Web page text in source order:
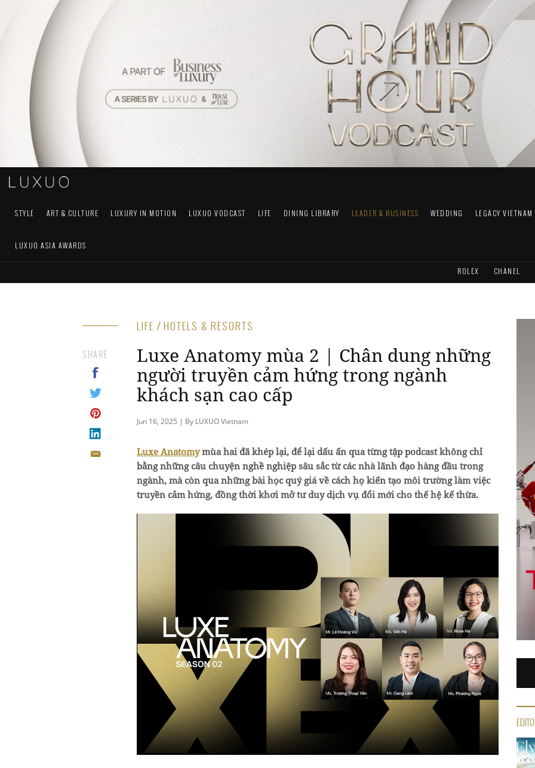
STYLE ART & CULTURE LUXURY IN MOTION LUXUO VODCAST LIFE DINING LIBRARY LEADER & BUSINESS WEDDING LEGACY VIETNAM
LUXUO ASIA AWARDS
ROLEX CHANEL
LIFE / HOTELS & RESORTS
Luxe Anatomy mùa 2 | Chân dung những
người truyền cảm hứng trong ngành
khách sạn cao cấp
Jun 16, 2025 | By LUXUO Vietnam
SHARE
Luxe Anatomymùa hai đã khép lại, để lại dấu ấn qua từng tập podcast không chỉ
bằng những câu chuyện nghề nghiệp sâu sắc từ các nhà lãnh đạo hàng đầu trong
ngành, mà còn qua những bài học quý giá về cách họ kiến tạo môi trường làm việc
truyền cảm hứng, đồng thời khơi mở tư duy dịch vụ đổi mới cho thế hệ kế thừa.